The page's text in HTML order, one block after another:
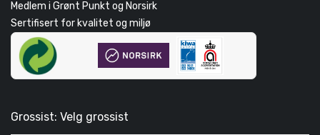
Medlem i Grønt Punkt og Norsirk
Sertifisert for kvalitet og miljø
Grossist: Velg grossist